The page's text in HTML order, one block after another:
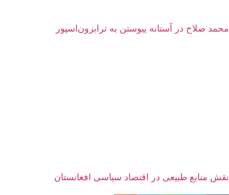
محمد صلاح در آستانه پیوستن به ترابزون‌اسپور
نقش منابع طبیعی در اقتصاد سیاسی افغانستان